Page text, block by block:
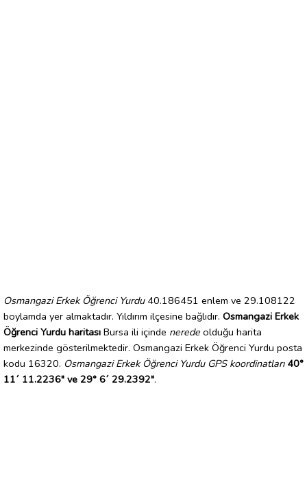
Osmangazi Erkek Öğrenci Yurdu40.186451 enlem ve 29.108122
boylamda yer almaktadır. Yıldırım ilçesine bağlıdır. Osmangazi Erkek
Öğrenci Yurdu haritası Bursa ili içinde nerede olduğu harita
merkezinde gösterilmektedir. Osmangazi Erkek Öğrenci Yurdu posta
kodu 16320. Osmangazi Erkek Öğrenci Yurdu GPS koordinatları 40°
11´ 11.2236" ve 29° 6´ 29.2392".